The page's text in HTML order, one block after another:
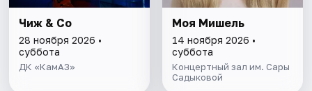
Чиж & Co
28 ноября 2026 •
суббота
ДК «КамАЗ»
Моя Мишель
14 ноября 2026 •
суббота
Концертный зал им. Сары
Садыковой